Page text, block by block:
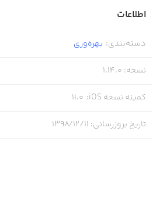
و دیگر نگران فراموش کردن آن‌ها نباشید.
· ضرب الاجل
اطلاعات
دسته‌بندی: بهره‌وری
نسخه:
1.14.0
کمینه نسخه iOS :
11.0
تاریخ بروزرسانی: ۱۳۹۸/۱۲/۱۱